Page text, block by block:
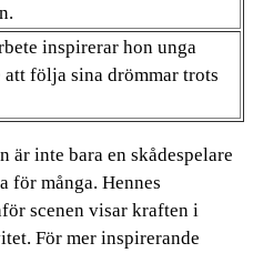
inspirerar hon unga
att följa sina drömmar trots
är inte bara en skådespelare
för många. Hennes
scenen visar kraften i
För mer inspirerande